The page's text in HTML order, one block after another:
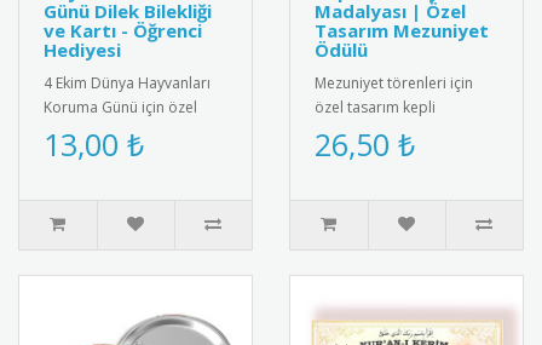
Günü Dilek Bilekliği
ve Kartı - Öğrenci
Hediyesi
4 Ekim Dünya Hayvanları
Koruma Günü için özel
olarak hazırlanan bu
anlamlı hediye kartı ve
13,00 ₺
Madalyası | Özel
Tasarım Mezuniyet
Ödülü
Mezuniyet törenleri için
özel tasarım kepli
madalya. Öğrencilerin
eğitim hayatındaki
26,50 ₺